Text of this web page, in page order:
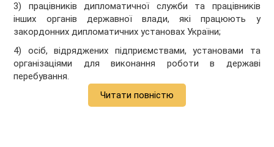
3) працівників дипломатичної служби та працівників
інших органів державної влади, які працюють у
закордонних дипломатичних установах України;
4) осіб, відряджених підприємствами, установами та
організаціями для виконання роботи в державі
перебування.
Читати повністю